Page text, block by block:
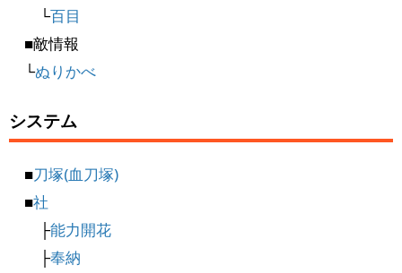
└百目
■敵情報
└ぬりかべ
システム
■刀塚(血刀塚)
■社
├能力開花
├奉納